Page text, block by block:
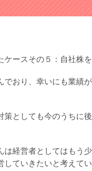
ケースその５：自社株
でおり、幸いにも業績
策としても今のうちに
は経営者としてはもう
ていきたいと考えてい